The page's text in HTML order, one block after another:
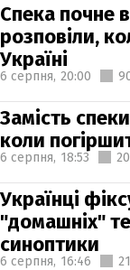
Спека почне
розповіли,
Україні
6 серпня, 20:00
Замість
коли
6 серпня, 18:53
Українці
"домашніх"
синоптики
6 серпня, 16:46